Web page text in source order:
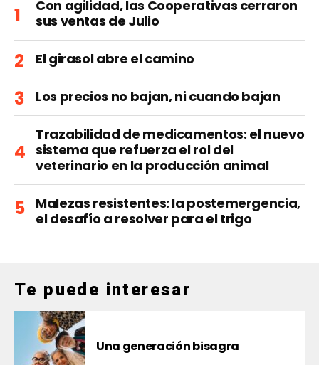
Con agilidad, las Cooperativas cerraron
sus ventas de Julio
El girasol abre el camino
Los precios no bajan, ni cuando bajan
Trazabilidad de medicamentos: el nuevo
sistema que refuerza el rol del
veterinario en la producción animal
Malezas resistentes: la postemergencia,
el desafío a resolver para el trigo
Te puede interesar
Una generación bisagra